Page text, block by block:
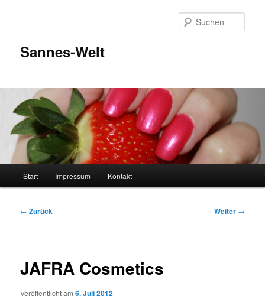
Sannes-Welt
Start Impressum Kontakt
Beitragsnavigation
← Zurück Weiter →
JAFRA Cosmetics
Veröffentlicht am6. Juli 2012